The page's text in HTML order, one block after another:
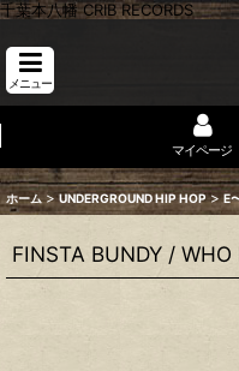
千葉本八幡 CRIB RECORDS
メニュー
マイページ
ホーム > UNDERGROUND HIP HOP > E
FINSTA BUNDY / WHO